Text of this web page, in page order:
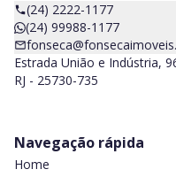
(24) 2222-1177
(24) 99988-1177
Estrada União e Indústria,
RJ - 25730-735
Navegação rápida
Home